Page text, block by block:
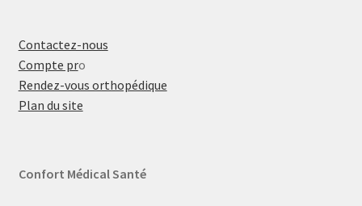
Contactez-nous
Compte pro
Rendez-vous orthopédique
Plan du site
Confort Médical Santé